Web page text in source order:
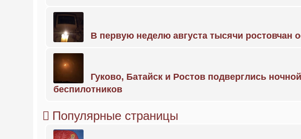
В первую неделю августа тысячи ростовчан
Гуково, Батайск и Ростов подверглись
беспилотников
Популярные страницы